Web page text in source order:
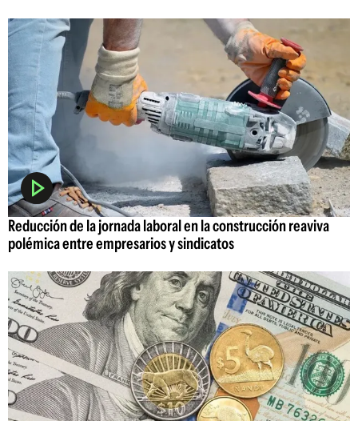
Reducción de la jornada laboral en la construcción reaviva
polémica entre empresarios y sindicatos